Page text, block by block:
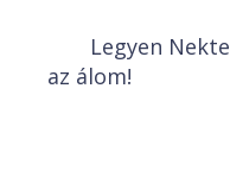
Legyen
az álom!